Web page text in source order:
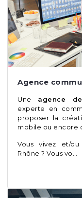
Agence
Une agence
experte en
proposer la
mobile ou encore
Vous vivez et/
Rhône ? Vous vo…